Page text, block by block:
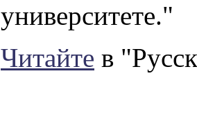
университете."
Читайте в